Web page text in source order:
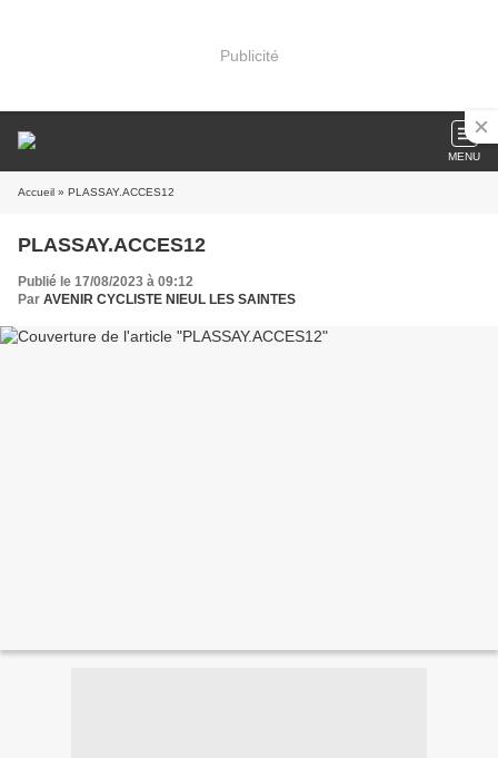
Publicité
MENU
Accueil » PLASSAY.ACCES12
PLASSAY.ACCES12
Publié le 17/08/2023 à 09:12
Par AVENIR CYCLISTE NIEUL LES SAINTES